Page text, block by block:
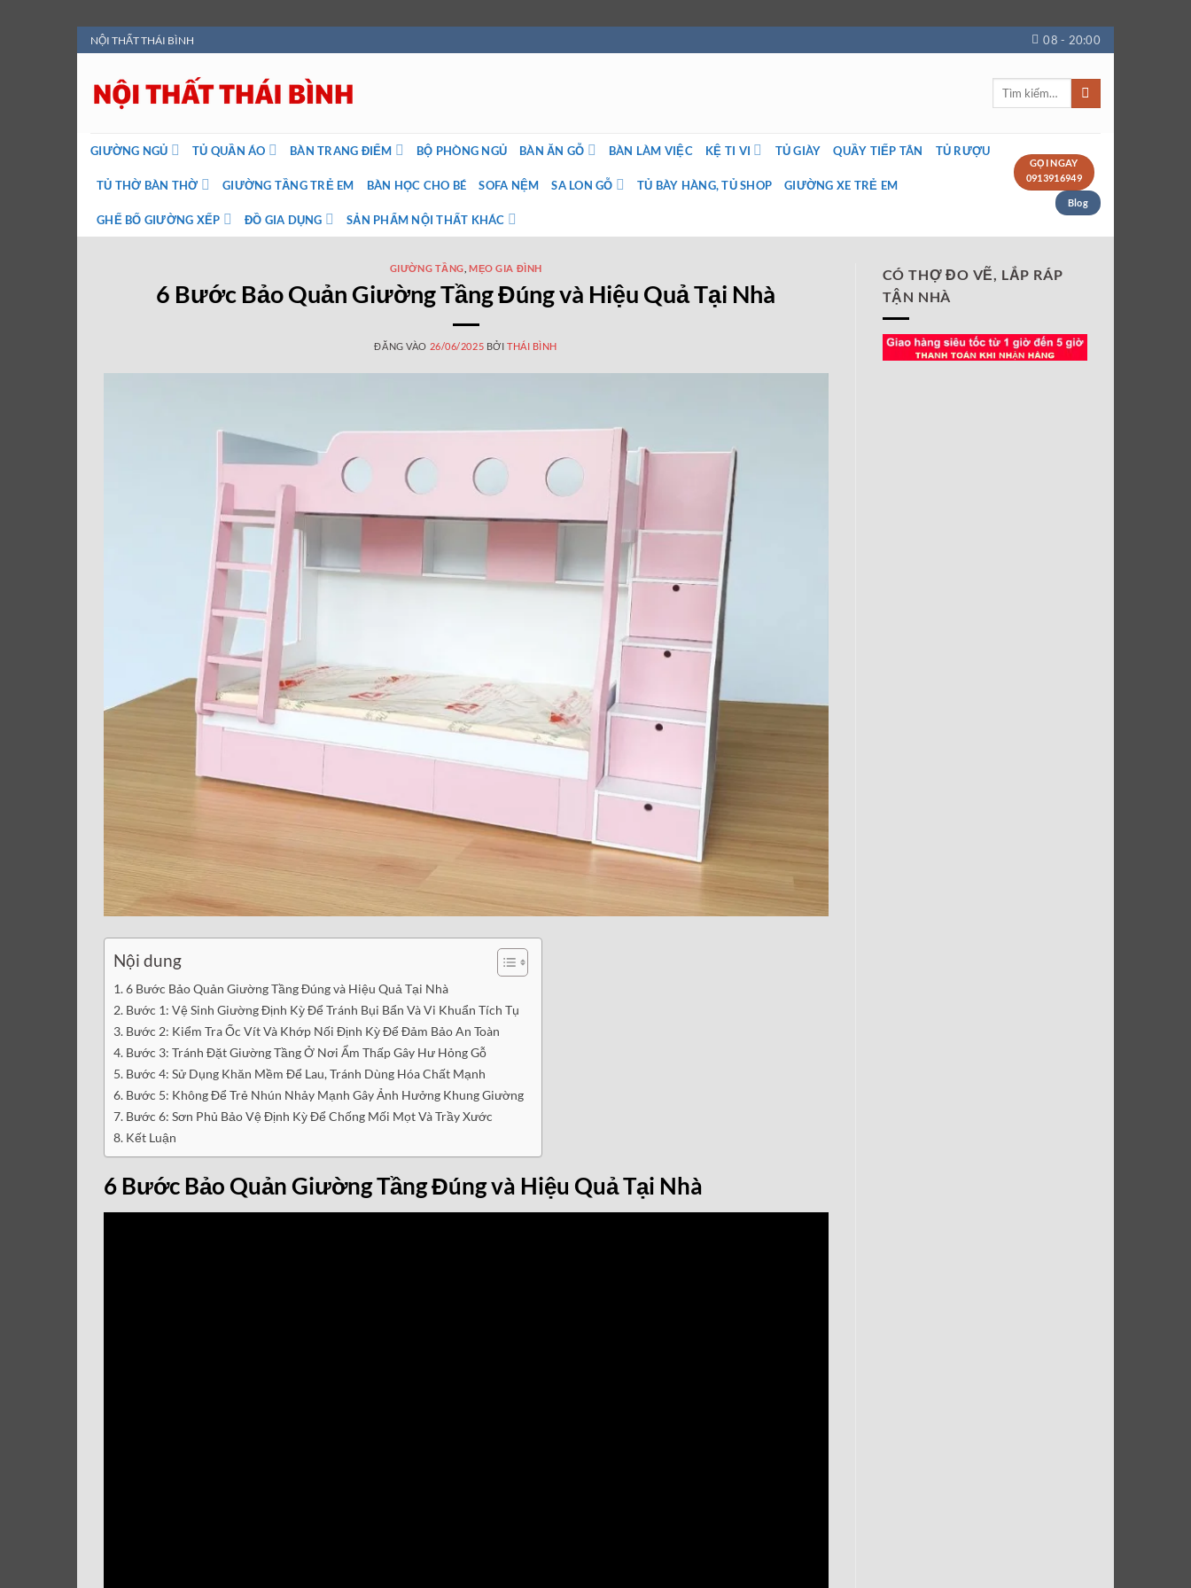
Bỏ
qua
nội
dung
NỘI THẤT THÁI BÌNH 08 - 20:00
Tìm
GIƯỜNG NGỦ TỦ QUẦN ÁO BÀN TRANG ĐIỂM BỘ PHÒNG NGỦ BÀN ĂN GỖ BÀN LÀM VIỆC KỆ TI VI TỦ GIÀY QUẦY TIẾP TÂN TỦ RƯỢU
TỦ THỜ BÀN THỜ GIƯỜNG TẦNG TRẺ EM BÀN HỌC CHO BÉ SOFA NỆM SA LON GỖ TỦ BÀY HÀNG, TỦ SHOP GIƯỜNG XE TRẺ EM
GHẾ BỐ GIƯỜNG XẾP ĐỒ GIA DỤNG SẢN PHẨM NỘI THẤT KHÁC
GỌI NGAY
0913916949
Blog
GIƯỜNG TẦNG ,MẸO GIA ĐÌNH
6 Bước Bảo Quản Giường Tầng Đúng và Hiệu Quả Tại Nhà
ĐĂNG VÀO 26/06/2025 BỞI THÁI BÌNH
Nội dung
6 Bước Bảo Quản Giường Tầng Đúng và Hiệu Quả Tại Nhà
Bước 1: Vệ Sinh Giường Định Kỳ Để Tránh Bụi Bẩn Và Vi Khuẩn Tích Tụ
Bước 2: Kiểm Tra Ốc Vít Và Khớp Nối Định Kỳ Để Đảm Bảo An Toàn
Bước 3: Tránh Đặt Giường Tầng Ở Nơi Ẩm Thấp Gây Hư Hỏng Gỗ
Bước 4: Sử Dụng Khăn Mềm Để Lau, Tránh Dùng Hóa Chất Mạnh
Bước 5: Không Để Trẻ Nhún Nhảy Mạnh Gây Ảnh Hưởng Khung Giường
Bước 6: Sơn Phủ Bảo Vệ Định Kỳ Để Chống Mối Mọt Và Trầy Xước
Kết Luận
6 Bước Bảo Quản Giường Tầng Đúng và Hiệu Quả Tại Nhà
CÓ THỢ ĐO VẼ, LẮP RÁP
TẬN NHÀ